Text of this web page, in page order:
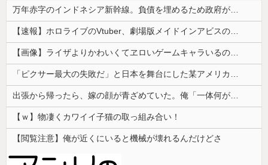
万年赤字のインドネシア新幹線。負債を埋めるため政府が過半数の株式を引き受ける
【速報】ホロライブのVtuber、劇場版メイドインアビスの主題歌決定wwwwwwwwww
【画像】ライザよりかわいくてヱロいゲームキャラいるの？ｗｗｗｗｗ
「ピクサー最大の失敗だ」と日本を舞台にした某アメリカ産アニメが話題に、日本と韓国の両方に失礼すぎるわ……
出張から帰ったら、嫁の顔が青ざめていた。俺「一体何があったんだ？」嫁「…」→子供たちに話を聞くと…
【ｗ】物凄くカワイイ子猫の取っ組み合い！
【閲覧注意】俺が近くにいると機械が壊れるんだけどさ